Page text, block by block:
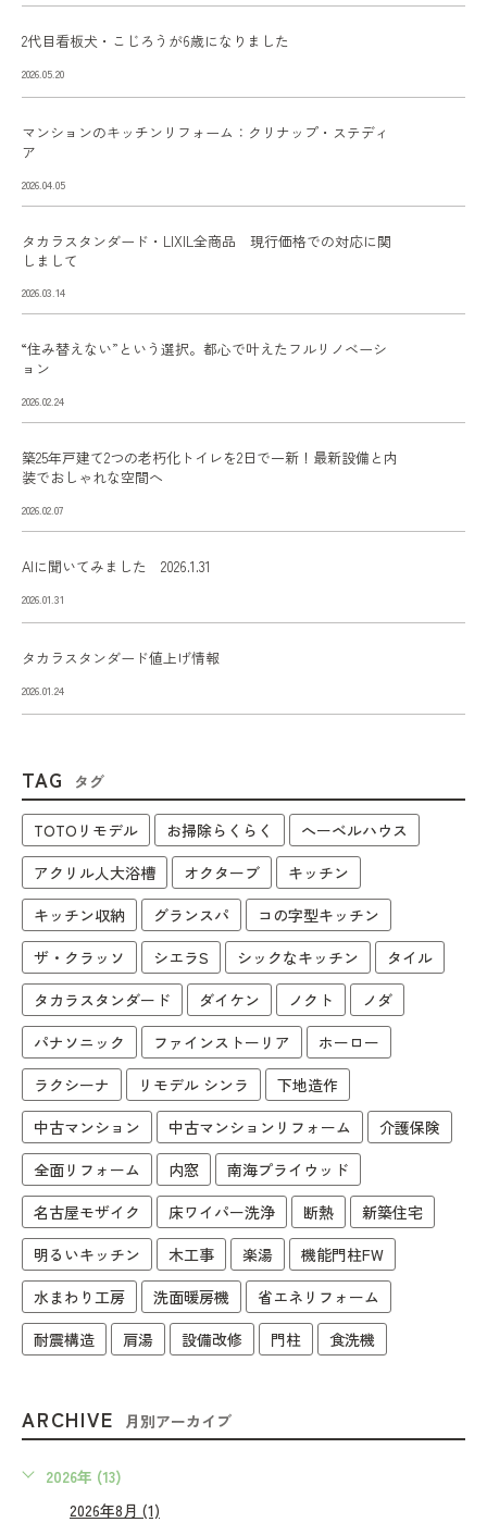
2代目看板犬・こじろうが6歳になりました
2026.05.20
マンションのキッチンリフォーム：クリナップ・ステディ
ア
2026.04.05
タカラスタンダード・LIXIL全商品 現行価格での対応に関
しまして
2026.03.14
“住み替えない”という選択。都心で叶えたフルリノベーシ
ョン
2026.02.24
築25年戸建て2つの老朽化トイレを2日で一新！最新設備と内
装でおしゃれな空間へ
2026.02.07
AIに聞いてみました 2026.1.31
2026.01.31
タカラスタンダード値上げ情報
2026.01.24
TAG タグ
TOTOリモデル お掃除らくらく
へーベルハウス
アクリル人大浴槽
オクターブ
キッチン
キッチン収納
グランスパ
コの字型キッチン
ザ・クラッソ
シエラS シックなキッチン
タイル
タカラスタンダード
ダイケン ノクト
ノダ
パナソニック
ファインストーリア
ホーロー
ラクシーナ
リモデル シンラ
下地造作
中古マンション
中古マンションリフォーム
介護保険
全面リフォーム
内窓
南海プライウッド
名古屋モザイク
床ワイパー洗浄 断熱
新築住宅
明るいキッチン
木工事 楽湯
機能門柱FW
水まわり工房
洗面暖房機
省エネリフォーム
耐震構造
肩湯 設備改修 門柱 食洗機
ARCHIVE 月別アーカイブ
2026年 (13)
2026年8月 (1)